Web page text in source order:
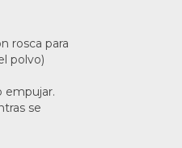
rosca para
polvo)
empujar.
se